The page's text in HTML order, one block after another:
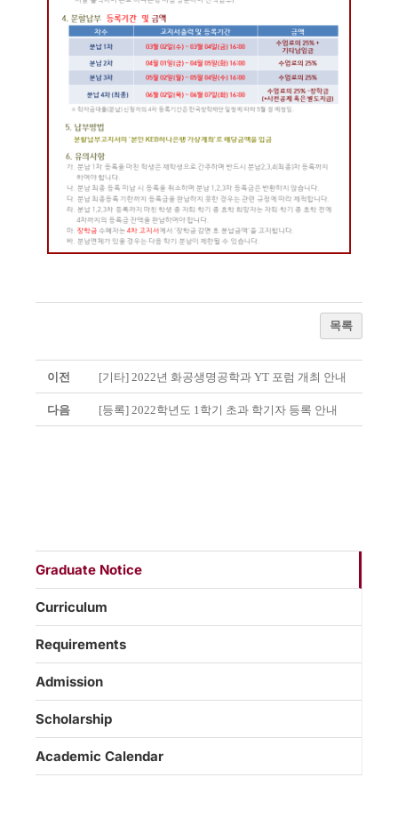
목록
이전 [기타] 2022년 화공생명공학과 YT 포럼 개최 안내
다음 [등록] 2022학년도 1학기 초과 학기자 등록 안내
Graduate Notice
Curriculum
Requirements
Admission
Scholarship
Academic Calendar